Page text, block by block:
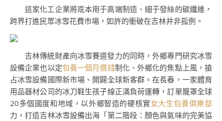
這家化工企業將底本用于高端制造、細于發絲的碳纖維，
跨界打進民眾冰雪花費市場，如許的衝破在吉林并非孤例。
吉林傳統財產向冰雪賽道發力的同時，外鄉專門研究冰雪
設備企業也以定包養一個月價錢制化、外鄉化的焦點上風，搶
占冰雪設備國際新市場、開闢全球新客群。在長春，一家體育
用品器材公司的冰刀鞋生孩子線正滿負荷運轉，訂單籠罩全球
20多個國度和地域，以外鄉智造的硬核實女大生包養俱樂部
力，打造吉林冰雪設備出海「第二階段：顏色與氣味的完美協